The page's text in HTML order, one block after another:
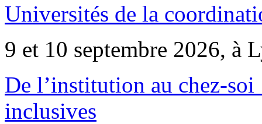
Universités de la
9 et 10 septembre 2026, à
De l’institution au chez-
inclusives